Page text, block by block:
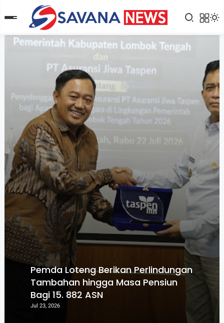
Pemda Loteng Berikan Perlindungan
Tambahan hingga Masa Pensiun
Bagi 15. 882 ASN
Jul 23, 2026